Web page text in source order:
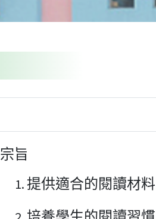
宗旨
提供適合的閱讀材